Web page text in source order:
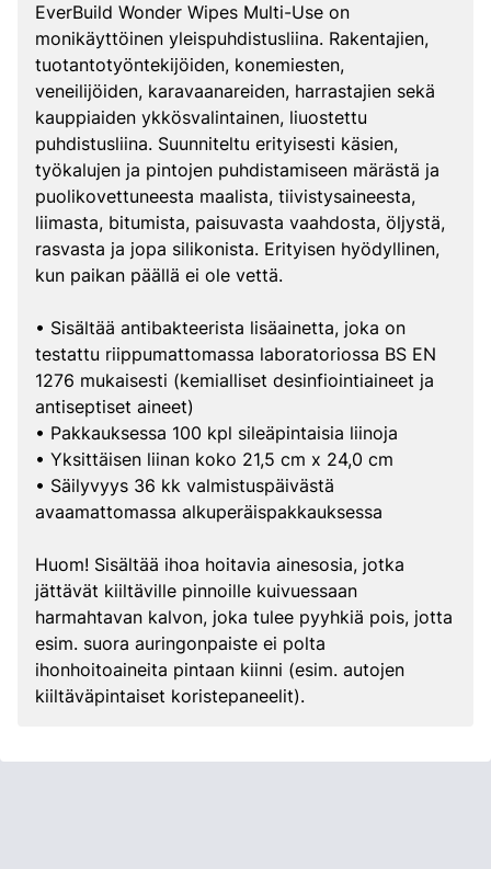
EverBuild Wonder Wipes Multi-Use on
monikäyttöinen yleispuhdistusliina. Rakentajien,
tuotantotyöntekijöiden, konemiesten,
veneilijöiden, karavaanareiden, harrastajien sekä
kauppiaiden ykkösvalintainen, liuostettu
puhdistusliina. Suunniteltu erityisesti käsien,
työkalujen ja pintojen puhdistamiseen märästä ja
puolikovettuneesta maalista, tiivistysaineesta,
liimasta, bitumista, paisuvasta vaahdosta, öljystä,
rasvasta ja jopa silikonista. Erityisen hyödyllinen,
kun paikan päällä ei ole vettä.
• Sisältää antibakteerista lisäainetta, joka on
testattu riippumattomassa laboratoriossa BS EN
1276 mukaisesti (kemialliset desinfiointiaineet ja
antiseptiset aineet)
• Pakkauksessa 100 kpl sileäpintaisia liinoja
• Yksittäisen liinan koko 21,5 cm x 24,0 cm
• Säilyvyys 36 kk valmistuspäivästä
avaamattomassa alkuperäispakkauksessa
Huom! Sisältää ihoa hoitavia ainesosia, jotka
jättävät kiiltäville pinnoille kuivuessaan
harmahtavan kalvon, joka tulee pyyhkiä pois, jotta
esim. suora auringonpaiste ei polta
ihonhoitoaineita pintaan kiinni (esim. autojen
kiiltäväpintaiset koristepaneelit).